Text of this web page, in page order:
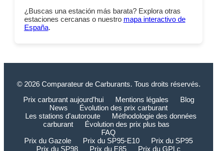
¿Buscas una estación más barata? Explora otras
estaciones cercanas o nuestro mapa interactivo de
España.
© 2026 Comparateur de Carburants. Tous droits réservés.
Prix carburant aujourd’hui
Mentions légales
Blog
News
Évolution des prix carburant
Les stations d'autoroute
Méthodologie des données
carburant
Évolution des prix plus bas
FAQ
Prix du Gazole
Prix du SP95-E10
Prix du SP95
Prix du SP98
Prix du E85 Prix du GPLc